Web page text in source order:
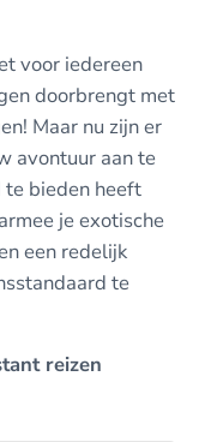
voor iedereen
doorbrengt met
Maar nu zijn er
avontuur aan te
bieden heeft
je exotische
een redelijk
te
reizen